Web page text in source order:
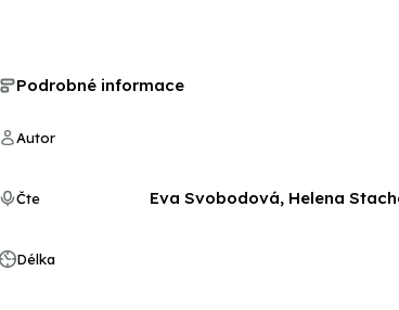
Podrobné informace
Autor
Čte Eva Svobodová, Helena
Délka